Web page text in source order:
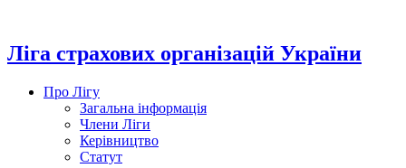
вмісту
Ліга страхових організацій України
Про Лігу
Загальна інформація
Члени Ліги
Керівництво
Статут